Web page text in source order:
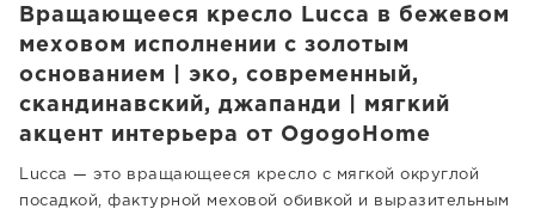
Вращающееся кресло Lucca в бежевом
меховом исполнении с золотым
основанием | эко, современный,
скандинавский, джапанди | мягкий
акцент интерьера от OgogoHome
Lucca — это вращающееся кресло с мягкой округлой
посадкой, фактурной меховой обивкой и выразительным